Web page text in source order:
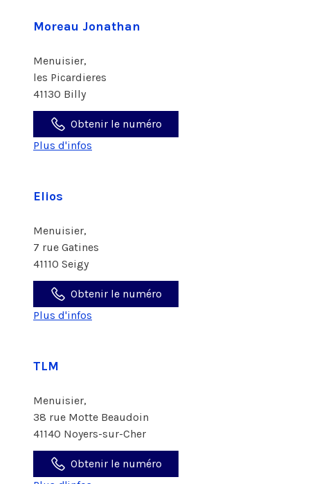
Moreau Jonathan
Menuisier,
les Picardieres
41130 Billy
Obtenir le numéro
Plus d'infos
Elios
Menuisier,
7 rue Gatines
41110 Seigy
Obtenir le numéro
Plus d'infos
TLM
Menuisier,
38 rue Motte Beaudoin
41140 Noyers-sur-Cher
Obtenir le numéro